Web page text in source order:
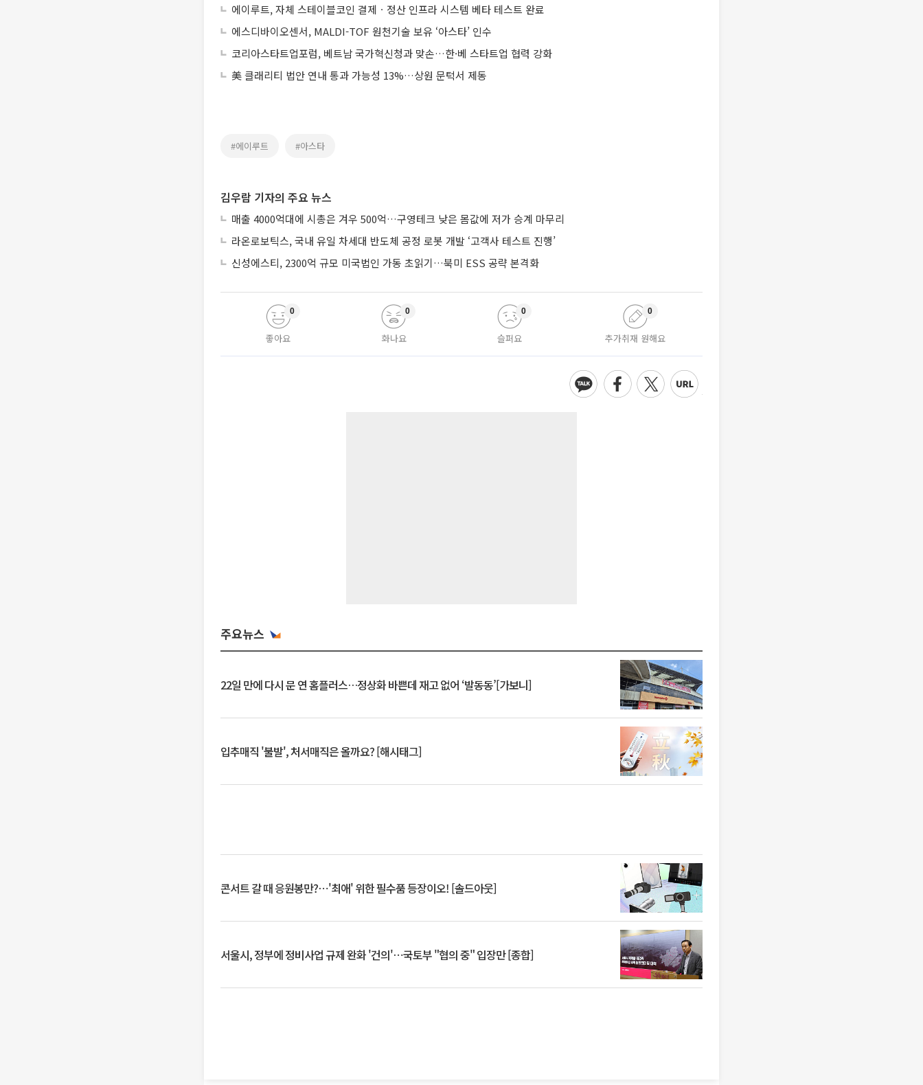
에이루트, 자체 스테이블코인 결제ㆍ정산 인프라 시스템 베타 테스트 완료
에스디바이오센서, MALDI-TOF 원천기술 보유 ‘아스타’ 인수
코리아스타트업포럼, 베트남 국가혁신청과 맞손…한·베 스타트업 협력 강화
美 클래리티 법안 연내 통과 가능성 13%…상원 문턱서 제동
#에이루트 #아스타
김우람 기자의 주요 뉴스
매출 4000억대에 시총은 겨우 500억…구영테크 낮은 몸값에 저가 승계 마무리
라온로보틱스, 국내 유일 차세대 반도체 공정 로봇 개발 ‘고객사 테스트 진행’
신성에스티, 2300억 규모 미국법인 가동 초읽기…북미 ESS 공략 본격화
좋아요
0
화나요
0
슬퍼요
0
추가취재 원해요
0
주요뉴스
22일 만에 다시 문 연 홈플러스…정상화 바쁜데 재고 없어 ‘발동동’[가보니]
입추매직 '불발', 처서매직은 올까요? [해시태그]
콘서트 갈 때 응원봉만?⋯'최애' 위한 필수품 등장이오! [솔드아웃]
서울시, 정부에 정비사업 규제 완화 '건의'⋯국토부 "협의 중" 입장만 [종합]